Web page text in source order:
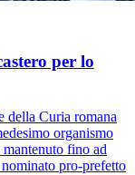
per lo
della Curia romana
organismo
mantenuto fino ad
pro-prefetto